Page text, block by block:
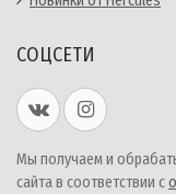
СОЦСЕТИ
Мы получаем и
сайта в соответствии с